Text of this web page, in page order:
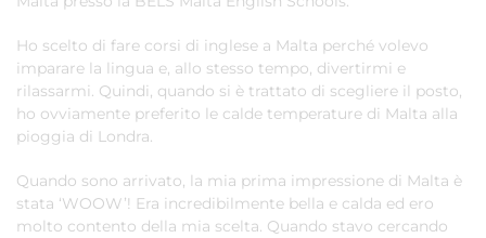
Ho scelto di fare corsi di inglese a Malta perché volevo
imparare la lingua e, allo stesso tempo, divertirmi e
rilassarmi. Quindi, quando si è trattato di scegliere il posto,
ho ovviamente preferito le calde temperature di Malta alla
pioggia di Londra.
Quando sono arrivato, la mia prima impressione di Malta è
stata ‘WOOW’! Era incredibilmente bella e calda ed ero
molto contento della mia scelta. Quando stavo cercando